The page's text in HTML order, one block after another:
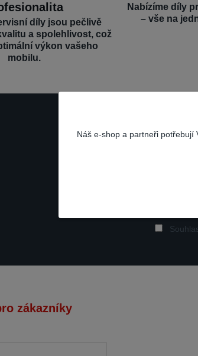
díly jsou pečlivě
a spolehlivost, což
výkon vašeho
mobilu.
Nabízíme díly
– vše na
zákazníky
Náš e-shop a partneři potřebují